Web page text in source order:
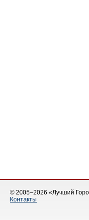
© 2005–2026 «Лучший
Контакты